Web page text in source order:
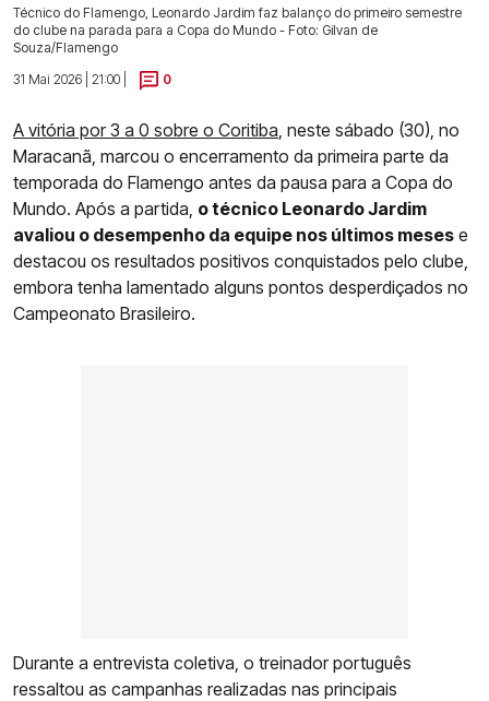
Técnico do Flamengo, Leonardo Jardim faz balanço do primeiro semestre
do clube na parada para a Copa do Mundo - Foto: Gilvan de
Souza/Flamengo
31 Mai 2026 | 21:00 |
0
A vitória por 3 a 0 sobre o Coritiba , neste sábado (30), no
Maracanã, marcou o encerramento da primeira parte da
temporada do Flamengo antes da pausa para a Copa do
Mundo. Após a partida, o técnico Leonardo Jardim
avaliou o desempenho da equipe nos últimos meses e
destacou os resultados positivos conquistados pelo clube,
embora tenha lamentado alguns pontos desperdiçados no
Campeonato Brasileiro.
Durante a entrevista coletiva, o treinador português
ressaltou as campanhas realizadas nas principais